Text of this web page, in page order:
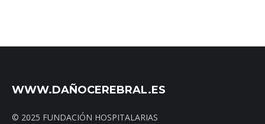
WWW.DAÑOCEREBRAL.ES
© 2025 FUNDACIÓN HOSPITALARIAS